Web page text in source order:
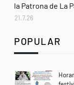
la Patrona de La
21.7.26
POPULAR